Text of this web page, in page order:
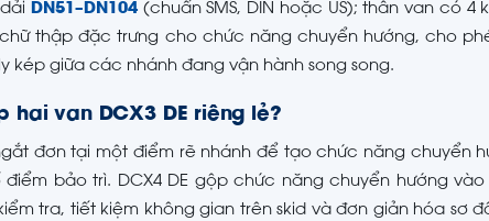
DN51–DN104(chuẩn SMS, DIN hoặc US); thân van có 4
thập đặc trưng cho chức năng chuyển hướng, cho
kép giữa các nhánh đang vận hành song song.
hai van DCX3 DE riêng lẻ?
đơn tại một điểm rẽ nhánh để tạo chức năng chuyển
bảo trì. DCX4 DE gộp chức năng chuyển hướng
tra, tiết kiệm không gian trên skid và đơn giản hóa sơ